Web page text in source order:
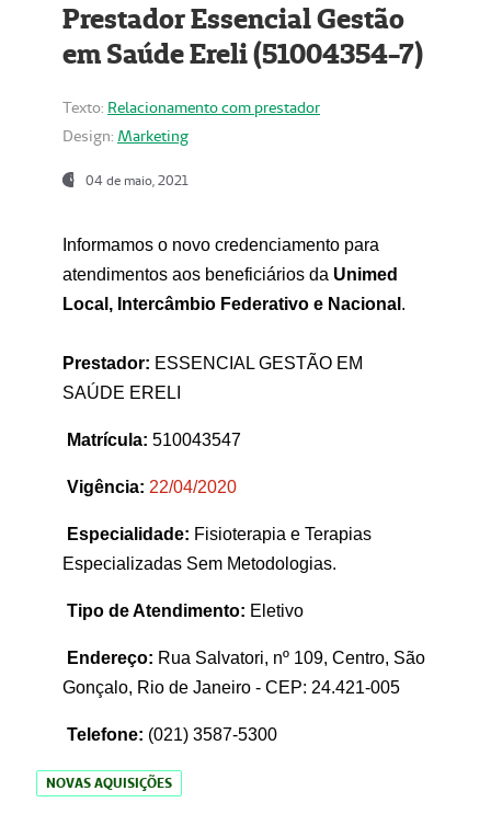
Prestador Essencial Gestão
em Saúde Ereli (51004354-7)
Texto: Relacionamento com prestador
Design: Marketing
04 de maio, 2021
Informamos o novo credenciamento para
atendimentos aos beneficiários da Unimed
Local, Intercâmbio Federativo e Nacional .
Prestador: ESSENCIAL GESTÃO EM
SAÚDE ERELI
Matrícula: 510043547
Vigência: 22/04/2020
Especialidade: Fisioterapia e Terapias
Especializadas Sem Metodologias.
Tipo de Atendimento: Eletivo
Endereço: Rua Salvatori, nº 109, Centro, São
Gonçalo, Rio de Janeiro - CEP: 24.421-005
Telefone: (021) 3587-5300
NOVAS AQUISIÇÕES